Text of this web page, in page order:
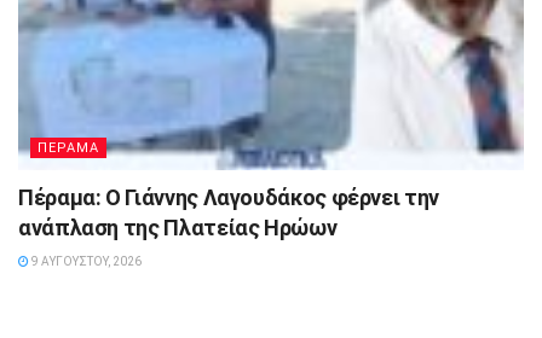
ΠΕΡΑΜΑ
Πέραμα: Ο Γιάννης Λαγουδάκος φέρνει την
ανάπλαση της Πλατείας Ηρώων
9 ΑΥΓΟΎΣΤΟΥ, 2026